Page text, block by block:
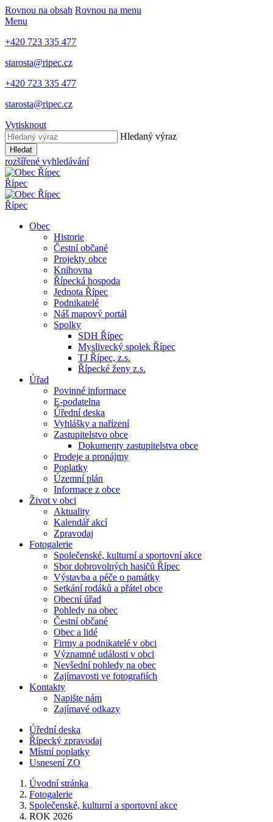
Rovnou na obsah Rovnou na menu
Menu
+420 723 335 477
starosta@ripec.cz
+420 723 335 477
starosta@ripec.cz
Vytisknout
Hledaný výraz
Hledat
rozšířené vyhledávání
Řípec
Řípec
Obec
Historie
Čestní občané
Projekty obce
Knihovna
Řípecká hospoda
Jednota Řípec
Podnikatelé
Náš mapový portál
Spolky
SDH Řípec
Myslivecký spolek Řípec
TJ Řípec, z.s.
Řípecké ženy z.s.
Úřad
Povinné informace
E-podatelna
Úřední deska
Vyhlášky a nařízení
Zastupitelstvo obce
Dokumenty zastupitelstva obce
Prodeje a pronájmy
Poplatky
Územní plán
Informace z obce
Život v obci
Aktuality
Kalendář akcí
Zpravodaj
Fotogalerie
Společenské, kulturní a sportovní akce
Sbor dobrovolných hasičů Řípec
Výstavba a péče o památky
Setkání rodáků a přátel obce
Obecní úřad
Pohledy na obec
Čestní občané
Obec a lidé
Firmy a podnikatelé v obci
Významné události v obci
Nevšední pohledy na obec
Zajímavosti ve fotografiích
Kontakty
Napište nám
Zajímavé odkazy
Úřední deska
Řípecký zpravodaj
Místní poplatky
Usnesení ZO
Úvodní stránka
Fotogalerie
Společenské, kulturní a sportovní akce
ROK 2026